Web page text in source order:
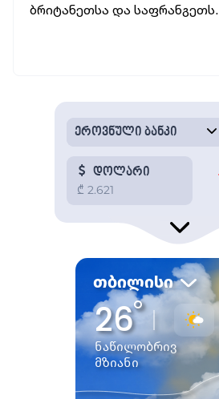
ბრიტანეთსა და საფრანგეთს.